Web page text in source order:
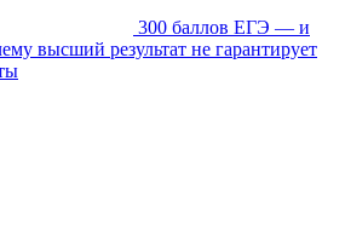
300 баллов ЕГЭ — и
высший результат не гарантирует